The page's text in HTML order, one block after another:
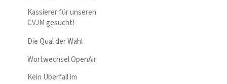
Kassierer für unseren
CVJM gesucht!
Die Qual der Wahl
Wortwechsel OpenAir
Kein Überfall im